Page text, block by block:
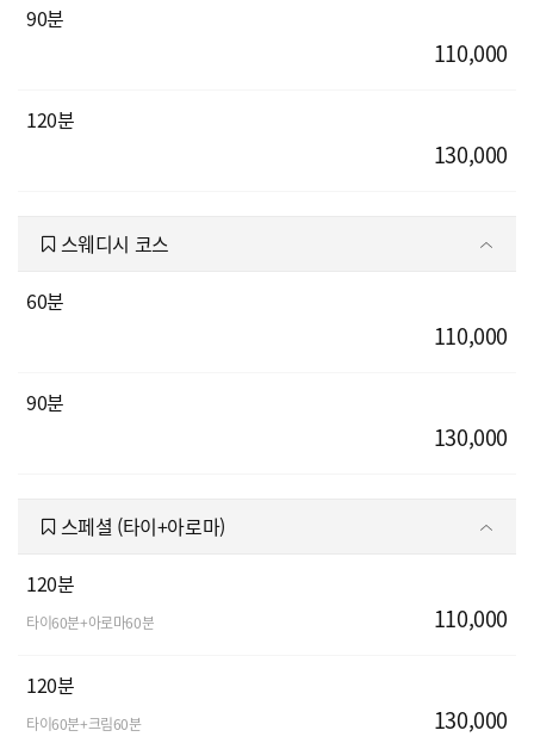
90분
110,000
120분
130,000
스웨디시 코스
60분
110,000
90분
130,000
스페셜 (타이+아로마)
120분
타이60분+아로마60분 110,000
120분
타이60분+크림60분 130,000